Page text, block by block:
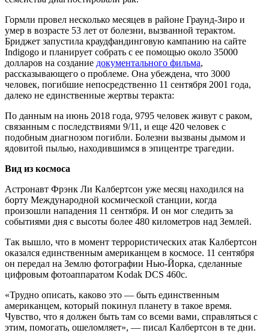
Гормли провел несколько месяцев в районе Граунд-Зиро и
умер в возрасте 53 лет от болезни, вызванной терактом.
Бриджет запустила краудфандинговую кампанию на сайте
Indigogo и планирует собрать с ее помощью около 35000
долларов на создание документального фильма,
рассказывающего о проблеме. Она убеждена, что 3000
человек, погибшие непосредственно 11 сентября 2001 года,
далеко не единственные жертвы теракта:
По данным на июнь 2018 года, 9795 человек живут с раком,
связанным с последствиями 9/11, и еще 420 человек с
подобным диагнозом погибли. Болезни вызваны дымом и
ядовитой пылью, находившимся в эпицентре трагедии.
Вид из космоса
Астронавт Фрэнк Ли Калбертсон уже месяц находился на
борту Международной космической станции, когда
произошли нападения 11 сентября. И он мог следить за
событиями дня с высоты более 480 километров над Землей.
Так вышло, что в момент террористических атак Калбертсон
оказался единственным американцем в космосе. 11 сентября
он передал на Землю фотографии Нью-Йорка, сделанные
цифровым фотоаппаратом Kodak DCS 460c.
«Трудно описать, каково это — быть единственным
американцем, который покинул планету в такое время.
Чувство, что я должен быть там со всеми вами, справляться с
этим, помогать, ошеломляет», — писал Калбертсон в те дни.